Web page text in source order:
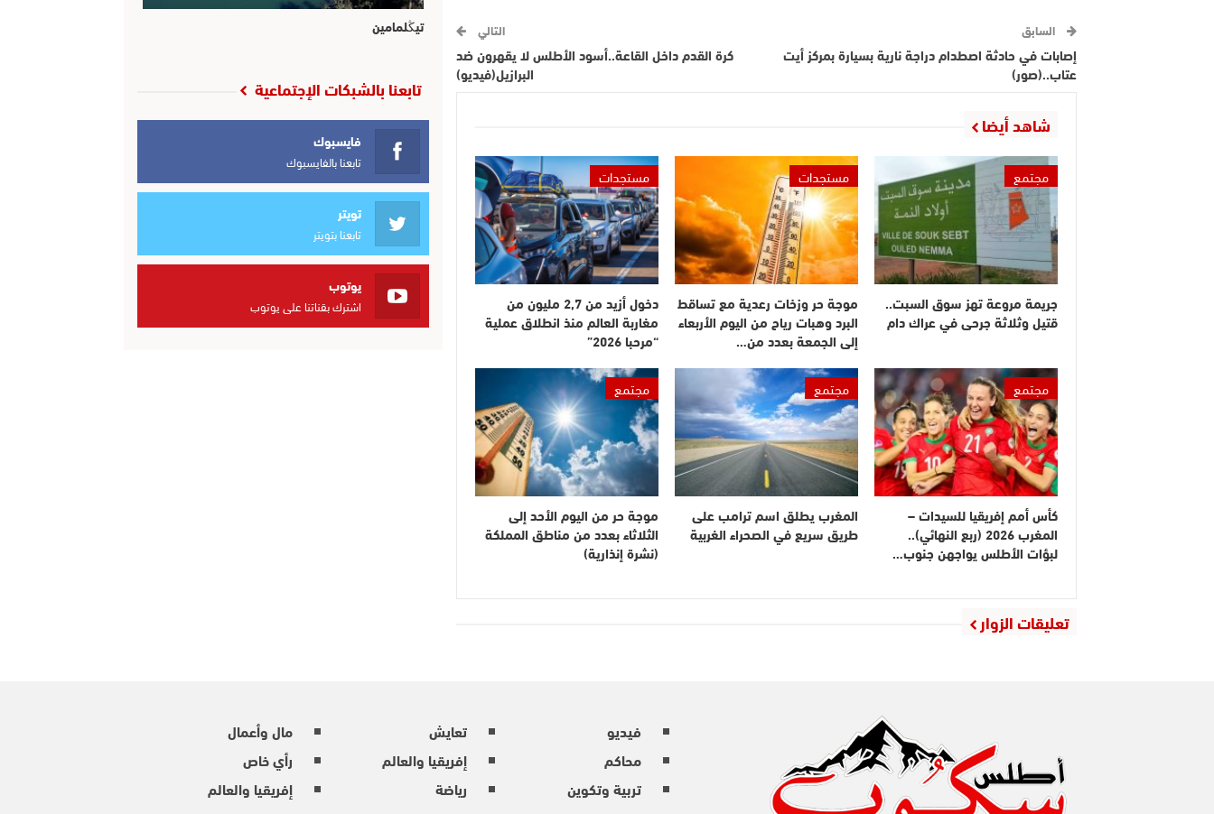
السابق
إصابات في حادثة اصطدام دراجة نارية بسيارة بمركز أيت
عتاب..(صور)
التالي
كرة القدم داخل القاعة..أسود الأطلس لا يقهرون ضد
البرازيل(فيديو)
شاهد أيضا
مجتمع
جريمة مروعة تهز سوق السبت..
قتيل وثلاثة جرحى في عراك دام
مستجدات
موجة حر وزخات رعدية مع تساقط
البرد وهبات رياح من اليوم الأربعاء
إلى الجمعة بعدد من…
مستجدات
دخول أزيد من 2,7 مليون من
مغاربة العالم منذ انطلاق عملية
“مرحبا 2026”
مجتمع
كأس أمم إفريقيا للسيدات –
المغرب 2026 (ربع النهائي)..
لبؤات الأطلس يواجهن جنوب…
مجتمع
المغرب يطلق اسم ترامب على
طريق سريع في الصحراء الغربية
مجتمع
موجة حر من اليوم الأحد إلى
الثلاثاء بعدد من مناطق المملكة
(نشرة إنذارية)
تعليقات الزوار
تيڭلمامين
تابعنا بالشبكات الإجتماعية
فايسبوك
تابعنا بالفايسبوك
تويتر
تابعنا بتويتر
يوتوب
اشترك بقناتنا على يوتوب
فيديو
محاكم
تربية وتكوين
تعايش
إفريقيا والعالم
رياضة
مال وأعمال
رأي خاص
إفريقيا والعالم